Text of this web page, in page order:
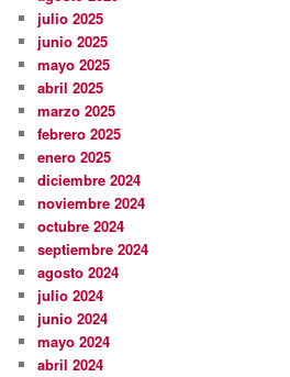
julio 2025
junio 2025
mayo 2025
abril 2025
marzo 2025
febrero 2025
enero 2025
diciembre 2024
noviembre 2024
octubre 2024
septiembre 2024
agosto 2024
julio 2024
junio 2024
mayo 2024
abril 2024